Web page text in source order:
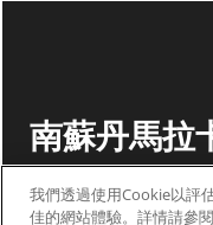
南蘇丹馬拉
我們透過使用Cookie以評
佳的網站體驗。詳情請參閱